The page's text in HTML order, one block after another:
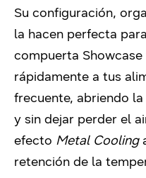
Su configuración,
la hacen perfecta
compuerta
rápidamente a tus
frecuente, abriendo
y sin dejar perder el
efecto Metal Cooling
retención de la